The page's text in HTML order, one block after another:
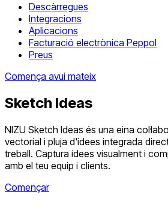
Descàrregues
Integracions
Aplicacions
Facturació electrònica Peppol
Preus
Comença avui mateix
Sketch Ideas
NIZU Sketch Ideas és una eina
vectorial i pluja d'idees integrada
treball. Captura idees visualment i
amb el teu equip i clients.
Començar